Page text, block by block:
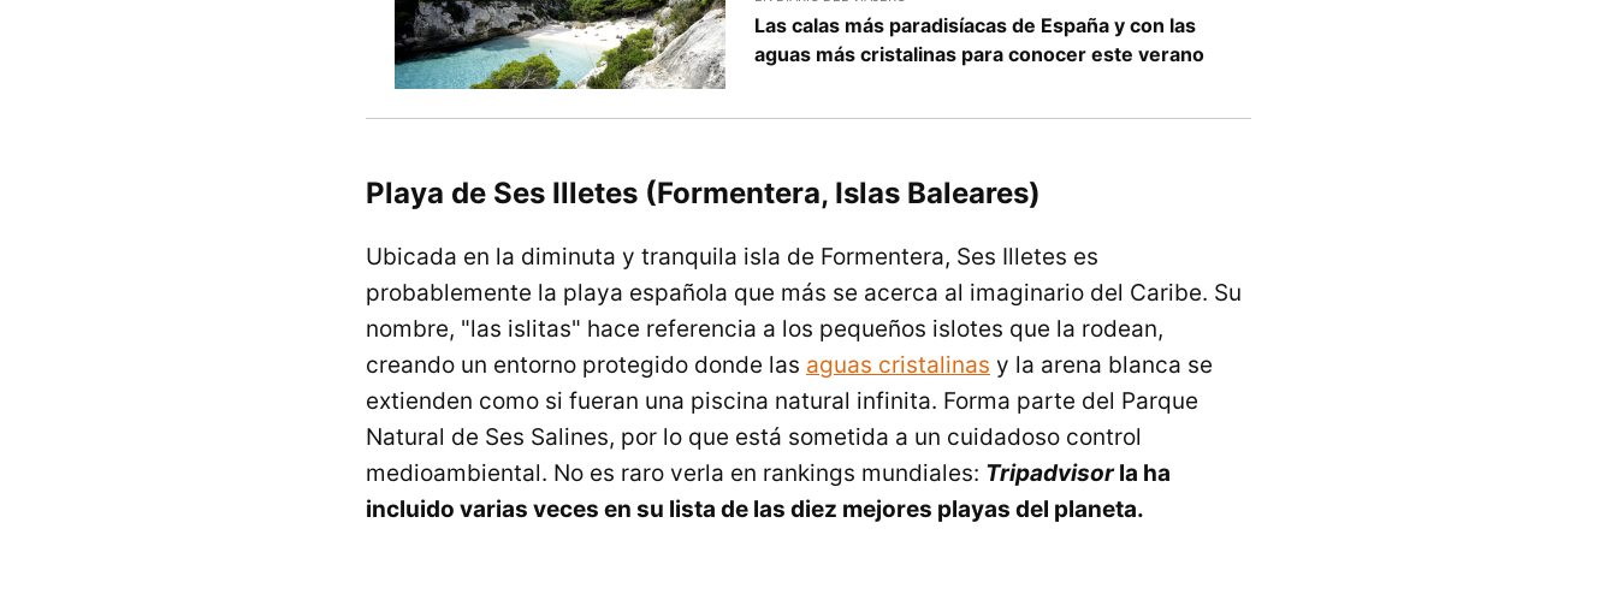
Las calas más paradisíacas de España y con las
aguas más cristalinas para conocer este verano
Playa de Ses Illetes (Formentera, Islas Baleares)
Ubicada en la diminuta y tranquila isla de Formentera, Ses Illetes es
probablemente la playa española que más se acerca al imaginario del Caribe. Su
nombre, "las islitas" hace referencia a los pequeños islotes que la rodean,
creando un entorno protegido donde las aguas cristalinas y la arena blanca se
extienden como si fueran una piscina natural infinita. Forma parte del Parque
Natural de Ses Salines, por lo que está sometida a un cuidadoso control
medioambiental. No es raro verla en rankings mundiales: Tripadvisorla ha
incluido varias veces en su lista de las diez mejores playas del planeta.